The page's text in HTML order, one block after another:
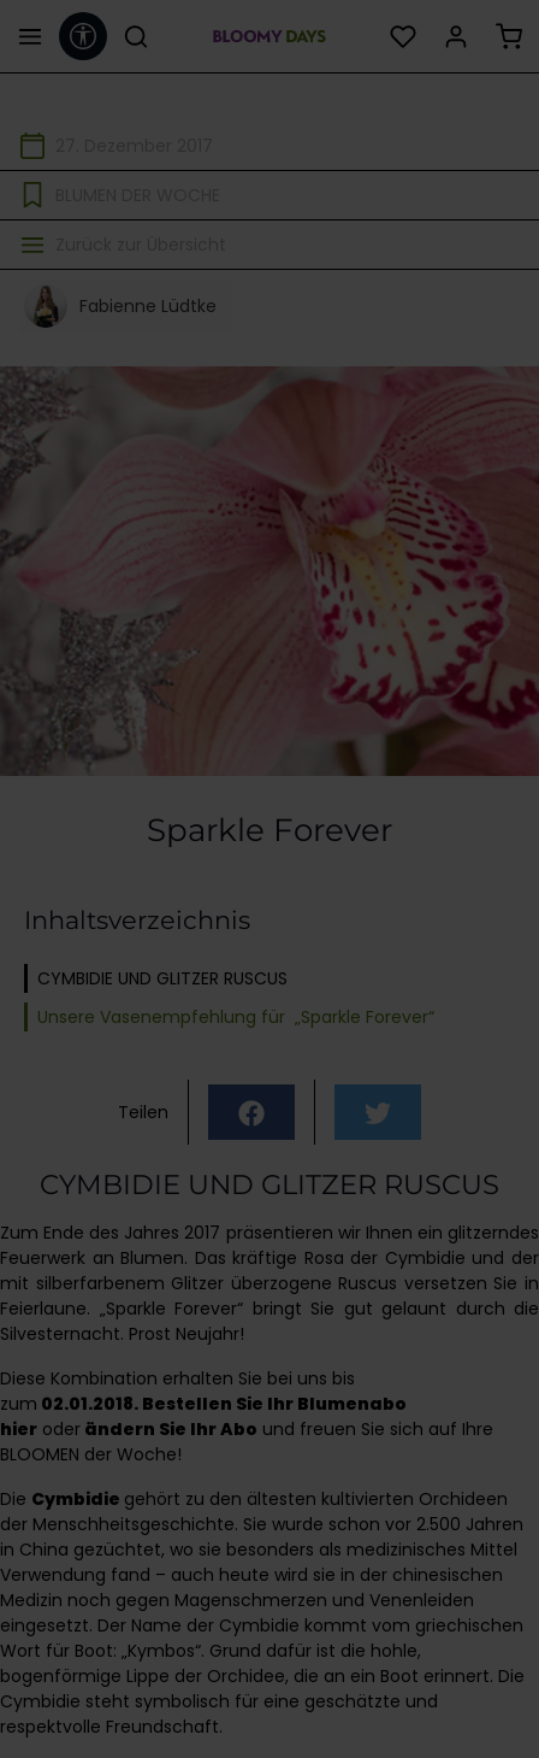
springenWerkzeugleiste anzeigen
Fabienne Lüdtke
Sparkle Forever
Inhaltsverzeichnis
CYMBIDIE UND GLITZER RUSCUS
Unsere Vasenempfehlung für „Sparkle Forever“
Teilen
CYMBIDIE UND GLITZER RUSCUS
Zum Ende des Jahres 2017 präsentieren wir Ihnen ein glitzerndes
Feuerwerk an Blumen. Das kräftige Rosa der Cymbidie und der
mit silberfarbenem Glitzer überzogene Ruscus versetzen Sie in
Feierlaune. „Sparkle Forever“ bringt Sie gut gelaunt durch die
Silvesternacht. Prost Neujahr!
Diese Kombination erhalten Sie bei uns bis
zum 02.01.2018. Bestellen Sie Ihr Blumenabo
hier oder ändern Sie Ihr Abo und freuen Sie sich auf Ihre
BLOOMEN der Woche!
Die Cymbidie gehört zu den ältesten kultivierten Orchideen
der Menschheitsgeschichte. Sie wurde schon vor 2.500 Jahren
in China gezüchtet, wo sie besonders als medizinisches Mittel
Verwendung fand – auch heute wird sie in der chinesischen
Medizin noch gegen Magenschmerzen und Venenleiden
eingesetzt. Der Name der Cymbidie kommt vom griechischen
Wort für Boot: „Kymbos“. Grund dafür ist die hohle,
bogenförmige Lippe der Orchidee, die an ein Boot erinnert. Die
Cymbidie steht symbolisch für eine geschätzte und
respektvolle Freundschaft.